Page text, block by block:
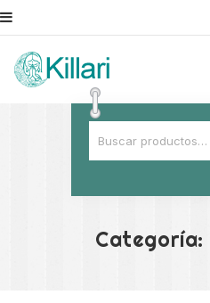
Categoría: